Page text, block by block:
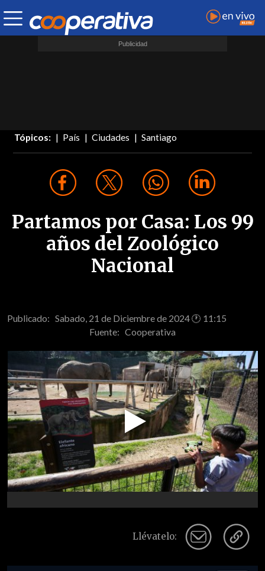
Tópicos: País Ciudades Santiago
Partamos por Casa: Los 99
años del Zoológico
Nacional
Publicado: Sabado, 21 de Diciembre de 2024 🕐 11:15
Fuente: Cooperativa
Play
Video
Llévatelo: